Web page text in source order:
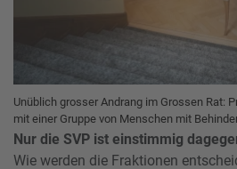
Unüblich grosser Andrang im Grossen Rat:
mit einer Gruppe von Menschen mit
Nur die SVP ist einstimmig
Wie werden die Fraktionen